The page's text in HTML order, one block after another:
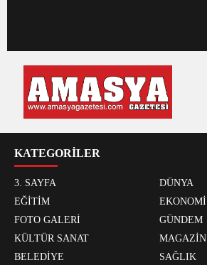
KATEGORİLER
3. SAYFA
DÜNYA
EĞİTİM
EKONOMİ
FOTO GALERİ
GÜNDEM
KÜLTÜR SANAT
MAGAZİN
BELEDİYE
SAĞLIK